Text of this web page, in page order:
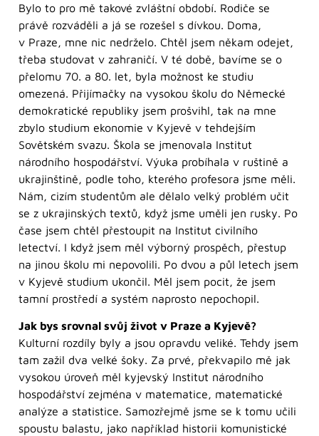
Bylo to pro mě takové zvláštní období. Rodiče se
právě rozváděli a já se rozešel s dívkou. Doma,
v Praze, mne nic nedrželo. Chtěl jsem někam odejet,
třeba studovat v zahraničí. V té době, bavíme se o
přelomu 70. a 80. let, byla možnost ke studiu
omezená. Přijímačky na vysokou školu do Německé
demokratické republiky jsem prošvihl, tak na mne
zbylo studium ekonomie v Kyjevě v tehdejším
Sovětském svazu. Škola se jmenovala Institut
národního hospodářství. Výuka probíhala v ruštině a
ukrajinštině, podle toho, kterého profesora jsme měli.
Nám, cizím studentům ale dělalo velký problém učit
se z ukrajinských textů, když jsme uměli jen rusky. Po
čase jsem chtěl přestoupit na Institut civilního
letectví. I když jsem měl výborný prospěch, přestup
na jinou školu mi nepovolili. Po dvou a půl letech jsem
v Kyjevě studium ukončil. Měl jsem pocit, že jsem
tamní prostředí a systém naprosto nepochopil.
Jak bys srovnal svůj život v Praze a Kyjevě?
Kulturní rozdíly byly a jsou opravdu veliké. Tehdy jsem
tam zažil dva velké šoky. Za prvé, překvapilo mě jak
vysokou úroveň měl kyjevský Institut národního
hospodářství zejména v matematice, matematické
analýze a statistice. Samozřejmě jsme se k tomu učili
spoustu balastu, jako například historii komunistické